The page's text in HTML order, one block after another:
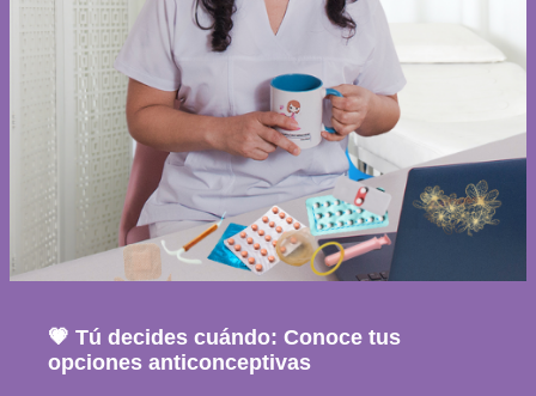
💗 Tú decides cuándo: Conoce tus
opciones anticonceptivas